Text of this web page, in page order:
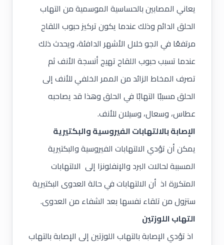
يعاني المصابين بالحساسية الموسمية من التهاب
الحلق الدائم وذلك عندما يكون تركيز حبوب اللقاح
مرتفعًا في الجو خلال الأشهر الدافئة، ويحدث ذلك
عندما تسبب حبوب اللقاح تهيج أنسجة الأنف ثم
تصرف المخاط الزائد من الممر الخلفي للأنف إلى
الحلق مسببًا التهابًا في الحلق وهذا قد يصاحبه
عطاس، وسعال، وسيلان للأنف.
الإصابة بالالتهابات الفيروسية والبكتيرية
يمكن أن تؤدي الالتهابات الفيروسية والبكتيرية
المسببة لحالات البرد والإنفلونزا إلى الالتهابات
المتكررة اذ أن الالتهابات في حالة العدوى البكتيرية
ستزول من تلقاء نفسها بعد الشفاء من العدوى.
التهاب اللوزتين
اذ تؤدي الإصابة بالتهاب اللوزتين إلى الإصابة بالتهاب